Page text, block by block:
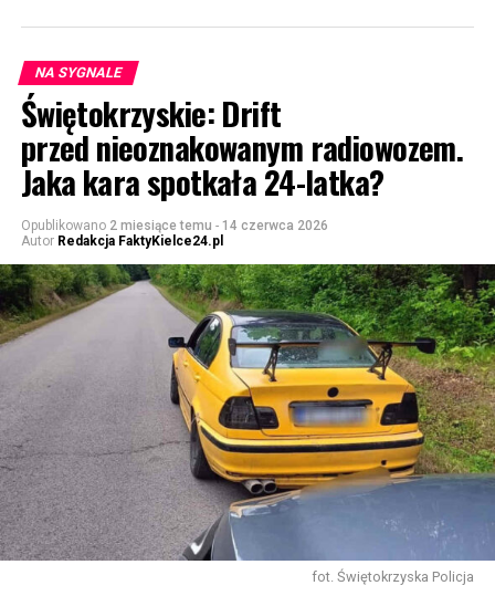
NA SYGNALE
Świętokrzyskie: Drift
przed nieoznakowanym radiowozem.
Jaka kara spotkała 24-latka?
Opublikowano 2 miesiące temu - 14 czerwca 2026
Autor Redakcja FaktyKielce24.pl
fot. Świętokrzyska Policja